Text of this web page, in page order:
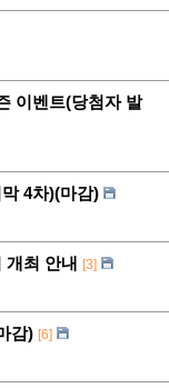
이벤트(당첨자 발
4차)(마감)
개최 안내 [3]
감) [6]